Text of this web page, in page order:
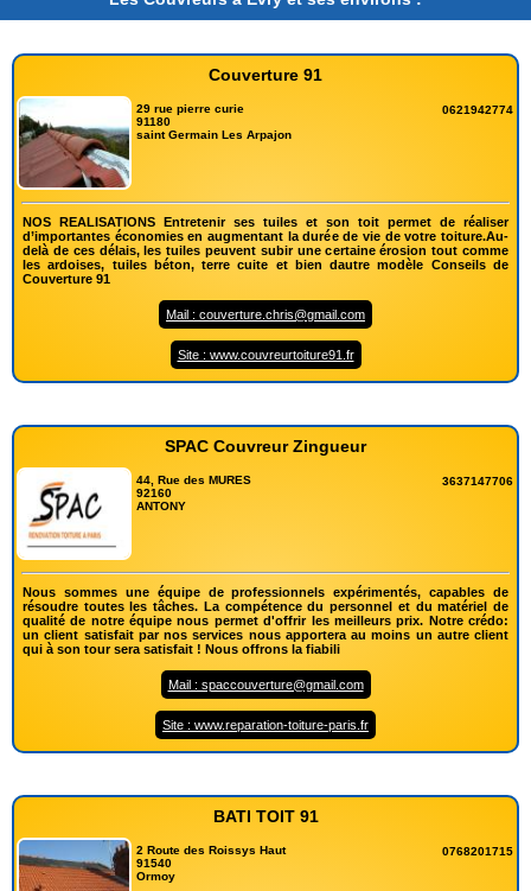
Couverture 91
29 rue pierre curie
91180
saint Germain Les Arpajon
0621942774
NOS REALISATIONS Entretenir ses tuiles et son toit permet de réaliser
d’importantes économies en augmentant la durée de vie de votre toiture.Au-
delà de ces délais, les tuiles peuvent subir une certaine érosion tout comme
les ardoises, tuiles béton, terre cuite et bien dautre modèle Conseils de
Couverture 91
Mail : couverture.chris@gmail.com
Site : www.couvreurtoiture91.fr
SPAC Couvreur Zingueur
44, Rue des MURES
92160
ANTONY
3637147706
Nous sommes une équipe de professionnels expérimentés, capables de
résoudre toutes les tâches. La compétence du personnel et du matériel de
qualité de notre équipe nous permet d'offrir les meilleurs prix. Notre crédo:
un client satisfait par nos services nous apportera au moins un autre client
qui à son tour sera satisfait ! Nous offrons la fiabili
Mail : spaccouverture@gmail.com
Site : www.reparation-toiture-paris.fr
BATI TOIT 91
2 Route des Roissys Haut
91540
Ormoy
0768201715